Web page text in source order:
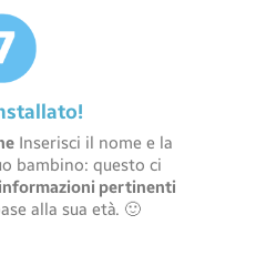
Inserisci il nome e la
bambino: questo ci
informazioni pertinenti
alla sua età. 🙂